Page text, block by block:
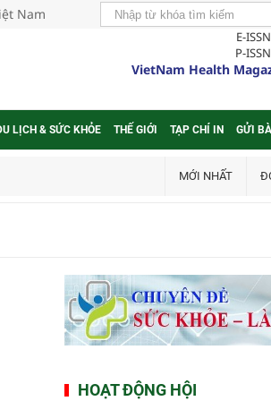
Nam
E-
P-
VietNam Health
LỊCH & SỨC KHỎE THẾ GIỚI TẠP CHÍ IN GỬI
MỚI NHẤT
HOẠT ĐỘNG HỘI